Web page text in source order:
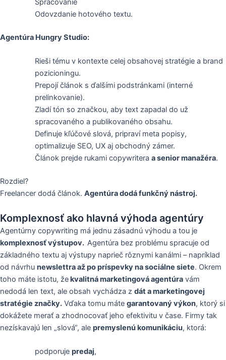
Spracovanie
Odovzdanie hotového textu.
Agentúra Hungry Studio:
Rieši tému v kontexte celej obsahovej stratégie a brand
pozicioningu.
Prepojí článok s ďalšími podstránkami (interné
prelinkovanie).
Zladí tón so značkou, aby text zapadal do už
spracovaného a publikovaného obsahu.
Definuje kľúčové slová, pripraví meta popisy,
optimalizuje SEO, UX aj obchodný zámer.
Článok prejde rukami copywritera a senior manažéra.
Rozdiel?
Freelancer dodá článok. Agentúra dodá funkčný nástroj.
Komplexnosť ako hlavná výhoda agentúry
Agentúrny copywriting má jednu zásadnú výhodu a tou je
komplexnosť výstupov. Agentúra bez problému spracuje od
základného textu aj výstupy naprieč rôznymi kanálmi – napríklad
od návrhu newslettra až po príspevky na sociálne siete. Okrem
toho máte istotu, žekvalitná marketingová agentúra vám
nedodá len text, ale obsah vychádza z dát a marketingovej
stratégie značky. Vďaka tomu máte garantovaný výkon, ktorý si
dokážete merať a zhodnocovať jeho efektivitu v čase. Firmy tak
nezískavajú len „slová“, ale premyslenú komunikáciu, ktorá:
podporuje predaj,